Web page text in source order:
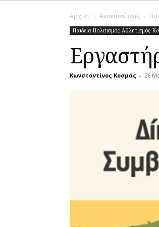
Αρχική Ανακοινώσεις
Παιδεία Πολιτισμός Αθλητισμός
Κωνσταντίνος Κοσμάς - 26